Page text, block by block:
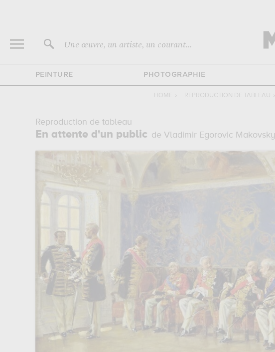
Une œuvre, un artiste, un courant...
PEINTURE PHOTOGRAPHIE
HOME › REPRODUCTION DE TABLEAU ›
Reproduction de tableau
En attente d'un public de Vladimir Egorovic Makovsky